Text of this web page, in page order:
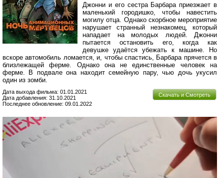
Джонни и его сестра Барбара приезжает в
маленький городишко, чтобы навестить
могилу отца. Однако скорбное мероприятие
нарушает странный незнакомец, который
нападает на молодых людей. Джонни
пытается остановить его, когда как
девушке удаётся убежать к машине. Но
вскоре автомобиль ломается, и, чтобы спастись, Барбара прячется в
близлежащей ферме. Однако она не единственные человек на
ферме. В подвале она находит семейную пару, чью дочь укусил
один из зомби.
Скачать и Смотреть
Дата выхода фильма: 01.01.2021
Дата добавления: 31.10.2021
Последнее обновление: 09.01.2022